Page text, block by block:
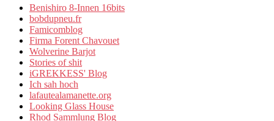
Benishiro 8-Innen 16bits
bobdupneu.fr
Famicomblog
Firma Forent Chavouet
Wolverine Barjot
Stories of shit
iGREKKESS' Blog
Ich sah hoch
lafautealamanette.org
Looking Glass House
Rhod Sammlung Blog